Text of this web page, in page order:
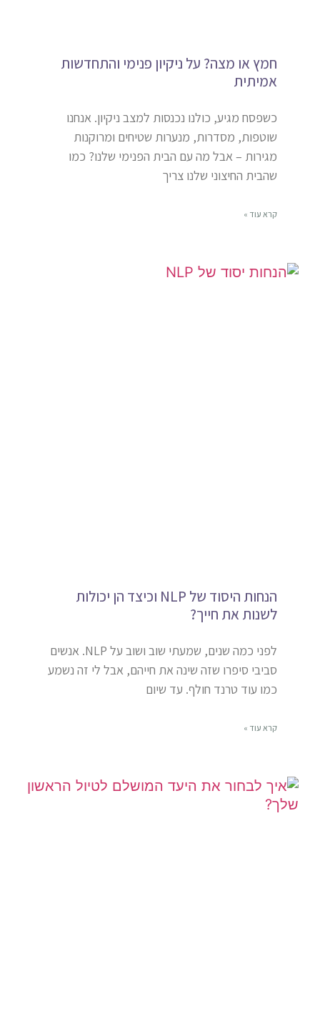
חמץ או מצה? על ניקיון פנימי והתחדשות
אמיתית
כשפסח מגיע, כולנו נכנסות למצב ניקיון. אנחנו
שוטפות, מסדרות, מנערות שטיחים ומרוקנות
מגירות – אבל מה עם הבית הפנימי שלנו? כמו
שהבית החיצוני שלנו צריך
קרא עוד »
הנחות היסוד של NLP וכיצד הן יכולות
לשנות את חייך?
לפני כמה שנים, שמעתי שוב ושוב על NLP. אנשים
סביבי סיפרו שזה שינה את חייהם, אבל לי זה נשמע
כמו עוד טרנד חולף. עד שיום
קרא עוד »